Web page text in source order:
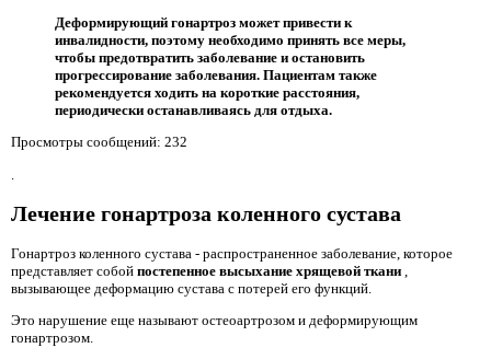
Деформирующий гонартроз может привести к
инвалидности, поэтому необходимо принять все меры,
чтобы предотвратить заболевание и остановить
прогрессирование заболевания. Пациентам также
рекомендуется ходить на короткие расстояния,
периодически останавливаясь для отдыха.
Просмотры сообщений: 232
Лечение гонартроза коленного сустава
Гонартроз коленного сустава - распространенное заболевание, которое
представляет собой постепенное высыхание хрящевой ткани
вызывающее деформацию сустава с потерей его функций.
Это нарушение еще называют остеоартрозом и деформирующим
гонартрозом.